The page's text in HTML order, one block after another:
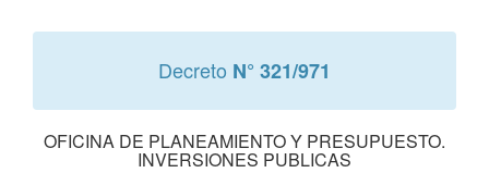
Decreto N° 321/971
OFICINA DE PLANEAMIENTO Y PRESUPUESTO.
INVERSIONES PUBLICAS